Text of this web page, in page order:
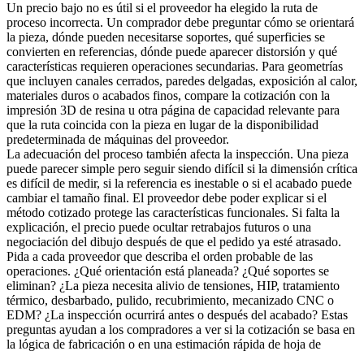
Un precio bajo no es útil si el proveedor ha elegido la ruta de
proceso incorrecta. Un comprador debe preguntar cómo se orientará
la pieza, dónde pueden necesitarse soportes, qué superficies se
convierten en referencias, dónde puede aparecer distorsión y qué
características requieren operaciones secundarias. Para geometrías
que incluyen canales cerrados, paredes delgadas, exposición al calor,
materiales duros o acabados finos, compare la cotización con la
impresión 3D de resina u otra página de capacidad relevante para
que la ruta coincida con la pieza en lugar de la disponibilidad
predeterminada de máquinas del proveedor.
La adecuación del proceso también afecta la inspección. Una pieza
puede parecer simple pero seguir siendo difícil si la dimensión crítica
es difícil de medir, si la referencia es inestable o si el acabado puede
cambiar el tamaño final. El proveedor debe poder explicar si el
método cotizado protege las características funcionales. Si falta la
explicación, el precio puede ocultar retrabajos futuros o una
negociación del dibujo después de que el pedido ya esté atrasado.
Pida a cada proveedor que describa el orden probable de las
operaciones. ¿Qué orientación está planeada? ¿Qué soportes se
eliminan? ¿La pieza necesita alivio de tensiones, HIP, tratamiento
térmico, desbarbado, pulido, recubrimiento, mecanizado CNC o
EDM? ¿La inspección ocurrirá antes o después del acabado? Estas
preguntas ayudan a los compradores a ver si la cotización se basa en
la lógica de fabricación o en una estimación rápida de hoja de